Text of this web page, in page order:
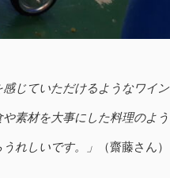
じていただけるようなワイン
素材を大事にした料理のよう
れしいです。」 （齋藤さん）